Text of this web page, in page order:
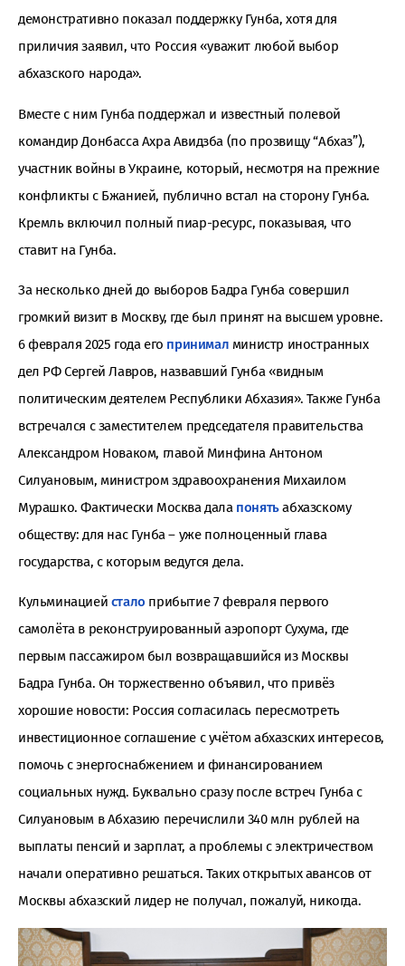
демонстративно показал поддержку Гунба, хотя для
приличия заявил, что Россия «уважит любой выбор
абхазского народа».
Вместе с ним Гунба поддержал и известный полевой
командир Донбасса Ахра Авидзба (по прозвищу “Абхаз”),
участник войны в Украине, который, несмотря на прежние
конфликты с Бжанией, публично встал на сторону Гунба.
Кремль включил полный пиар-ресурс, показывая, что
ставит на Гунба.
За несколько дней до выборов Бадра Гунба совершил
громкий визит в Москву, где был принят на высшем уровне.
6 февраля 2025 года его принимал министр иностранных
дел РФ Сергей Лавров, назвавший Гунба «видным
политическим деятелем Республики Абхазия». Также Гунба
встречался с заместителем председателя правительства
Александром Новаком, главой Минфина Антоном
Силуановым, министром здравоохранения Михаилом
Мурашко. Фактически Москва дала понятьабхазскому
обществу: для нас Гунба – уже полноценный глава
государства, с которым ведутся дела.
Кульминацией стало прибытие 7 февраля первого
самолёта в реконструированный аэропорт Сухума, где
первым пассажиром был возвращавшийся из Москвы
Бадра Гунба. Он торжественно объявил, что привёз
хорошие новости: Россия согласилась пересмотреть
инвестиционное соглашение с учётом абхазских интересов,
помочь с энергоснабжением и финансированием
социальных нужд. Буквально сразу после встреч Гунба с
Силуановым в Абхазию перечислили 340 млн рублей на
выплаты пенсий и зарплат, а проблемы с электричеством
начали оперативно решаться. Таких открытых авансов от
Москвы абхазский лидер не получал, пожалуй, никогда.